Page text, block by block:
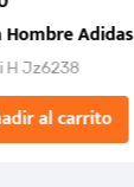
H Jz6238
al carrito